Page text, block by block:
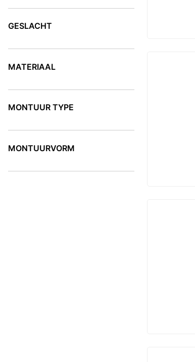
GESLACHT
MATERIAAL
MONTUUR TYPE
MONTUURVORM